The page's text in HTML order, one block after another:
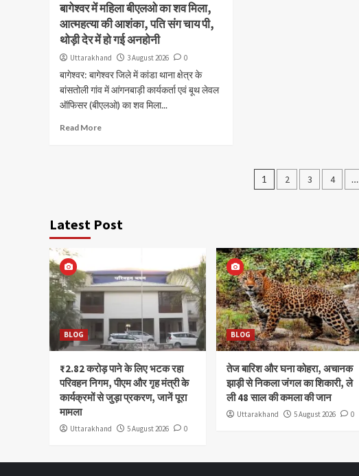
बागेश्वर में महिला बीएलओ का शव मिला,
आत्महत्या की आशंका, पति संग चाय पी,
थोड़ी देर में हो गई अनहोनी
Uttarakhand 3 August 2026 0
बागेश्वर: बागेश्वर जिले में कांडा थाना क्षेत्र के
बांसतोली गांव में आंगनबाड़ी कार्यकर्ता एवं बूथ लेवल
ऑफिसर (बीएलओ) का शव मिला...
Read More
Posts
1 2 3 4 …
Latest Post
BLOG
₹2.82 करोड़ पाने के लिए भटक रहा
परिवहन निगम, पीएम और गृह मंत्री के
कार्यक्रमों से जुड़ा प्रकरण, जानें पूरा
मामला
Uttarakhand 5 August 2026 0
BLOG
तेज बारिश और घना कोहरा, अचानक
झाड़ी से निकला जंगल का शिकारी, ले
ली 48 साल की कमला की जान
Uttarakhand 5 August 2026 0